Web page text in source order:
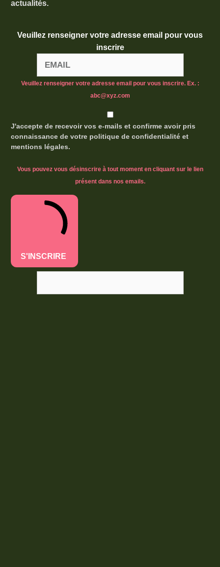
actualités.
Veuillez renseigner votre adresse email pour vous
inscrire
Veuillez renseigner votre adresse email pour vous inscrire. Ex. :
abc@xyz.com
J'accepte de recevoir vos e-mails et confirme avoir pris
connaissance de votre politique de confidentialité et
mentions légales.
Vous pouvez vous désinscrire à tout moment en cliquant sur le lien
présent dans nos emails.
S'INSCRIRE